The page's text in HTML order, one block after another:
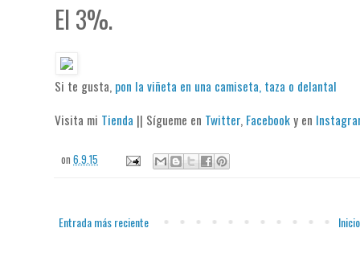
El 3%.
Si te gusta, pon la viñeta en una camiseta, taza o delantal
Visita mi Tienda || Sígueme en Twitter, Facebooky en
on6.9.15
Entrada más reciente Inicio